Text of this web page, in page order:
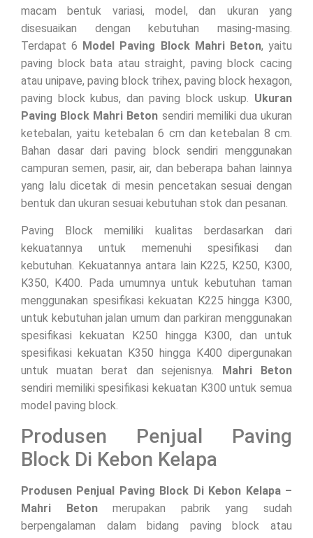
macam bentuk variasi, model, dan ukuran yang
disesuaikan dengan kebutuhan masing-masing.
Terdapat 6 Model Paving Block Mahri Beton, yaitu
paving block bata atau straight, paving block cacing
atau unipave, paving block trihex, paving block hexagon,
paving block kubus, dan paving block uskup. Ukuran
Paving Block Mahri Beton sendiri memiliki dua ukuran
ketebalan, yaitu ketebalan 6 cm dan ketebalan 8 cm.
Bahan dasar dari paving block sendiri menggunakan
campuran semen, pasir, air, dan beberapa bahan lainnya
yang lalu dicetak di mesin pencetakan sesuai dengan
bentuk dan ukuran sesuai kebutuhan stok dan pesanan.
Paving Block memiliki kualitas berdasarkan dari
kekuatannya untuk memenuhi spesifikasi dan
kebutuhan. Kekuatannya antara lain K225, K250, K300,
K350, K400. Pada umumnya untuk kebutuhan taman
menggunakan spesifikasi kekuatan K225 hingga K300,
untuk kebutuhan jalan umum dan parkiran menggunakan
spesifikasi kekuatan K250 hingga K300, dan untuk
spesifikasi kekuatan K350 hingga K400 dipergunakan
untuk muatan berat dan sejenisnya.
Mahri Beton
sendiri memiliki spesifikasi kekuatan K300 untuk semua
model paving block.
Produsen Penjual Paving
Block Di Kebon Kelapa
Produsen Penjual Paving Block Di Kebon Kelapa –
Mahri Betonmerupakan pabrik yang sudah
berpengalaman dalam bidang paving block atau